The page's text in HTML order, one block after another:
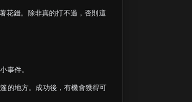
花錢。除非真的打不過，否則這
事件。
的地方。成功後，有機會獲得可